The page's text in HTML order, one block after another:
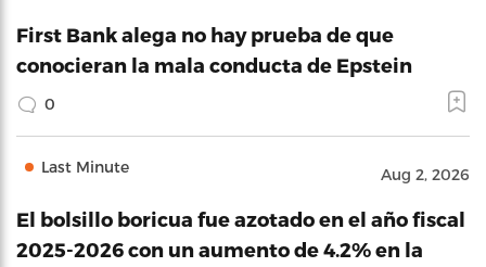
First Bank alega no hay prueba de que
conocieran la mala conducta de Epstein
0
Last Minute Aug 2, 2026
El bolsillo boricua fue azotado en el año fiscal
2025-2026 con un aumento de 4.2% en la